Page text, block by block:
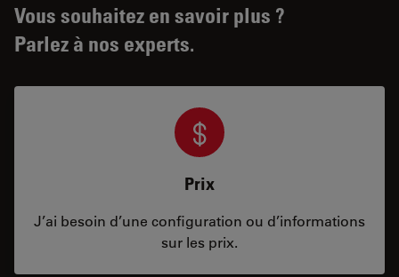
Vous souhaitez en savoir plus ?
Parlez à nos experts.
Prix
J’ai besoin d’une configuration ou d’informations
sur les prix.